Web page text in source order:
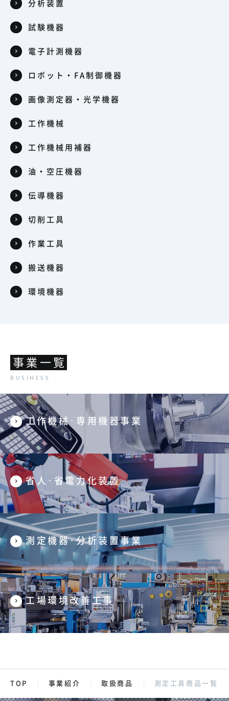
分析装置
試験機器
電子計測機器
ロボット・FA制御機器
画像測定器・光学機器
工作機械
工作機械用補器
油・空圧機器
伝導機器
切削工具
作業工具
搬送機器
環境機器
事業一覧
工作機械･専用機器事業
省人･省電力化装置
測定機器･分析装置事業
工場環境改善工事
TOP 事業紹介 取扱商品 測定工具商品一覧